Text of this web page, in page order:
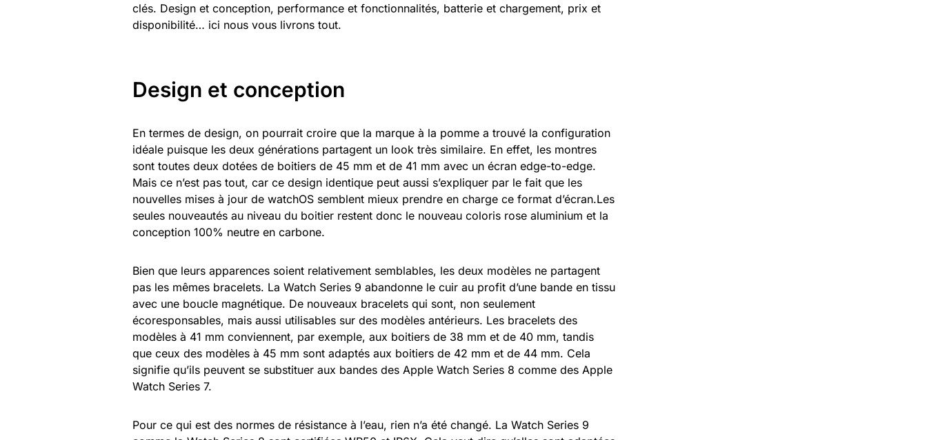
clés. Design et conception, performance et fonctionnalités, batterie et chargement, prix et
disponibilité… ici nous vous livrons tout.
Design et conception
En termes de design, on pourrait croire que la marque à la pomme a trouvé la configuration
idéale puisque les deux générations partagent un look très similaire. En effet, les montres
sont toutes deux dotées de boitiers de 45 mm et de 41 mm avec un écran edge-to-edge.
Mais ce n’est pas tout, car ce design identique peut aussi s’expliquer par le fait que les
nouvelles mises à jour de watchOS semblent mieux prendre en charge ce format d’écran.Les
seules nouveautés au niveau du boitier restent donc le nouveau coloris rose aluminium et la
conception 100% neutre en carbone.
Bien que leurs apparences soient relativement semblables, les deux modèles ne partagent
pas les mêmes bracelets. La Watch Series 9 abandonne le cuir au profit d’une bande en tissu
avec une boucle magnétique. De nouveaux bracelets qui sont, non seulement
écoresponsables, mais aussi utilisables sur des modèles antérieurs. Les bracelets des
modèles à 41 mm conviennent, par exemple, aux boitiers de 38 mm et de 40 mm, tandis
que ceux des modèles à 45 mm sont adaptés aux boitiers de 42 mm et de 44 mm. Cela
signifie qu’ils peuvent se substituer aux bandes des Apple Watch Series 8 comme des Apple
Watch Series 7.
Pour ce qui est des normes de résistance à l’eau, rien n’a été changé. La Watch Series 9